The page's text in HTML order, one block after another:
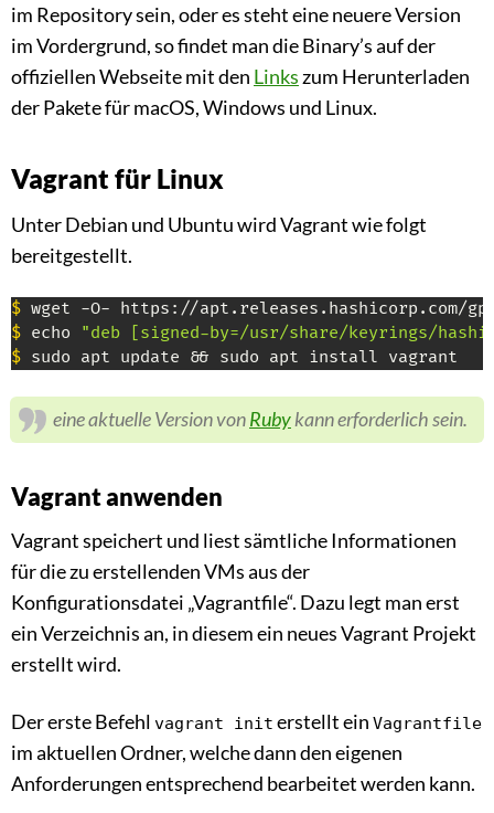
im Repository sein, oder es steht eine neuere Version
im Vordergrund, so findet man die Binary’s auf der
offiziellen Webseite mit den Linkszum Herunterladen
der Pakete für macOS, Windows und Linux.
Vagrant für Linux
Unter Debian und Ubuntu wird Vagrant wie folgt
bereitgestellt.
$
$ echo
"deb [signed-by=/usr/share/keyrings/
$ sudo apt update && sudo apt install vagrant
eine aktuelle Version vonRubykann erforderlich sein.
Vagrant anwenden
Vagrant speichert und liest sämtliche Informationen
für die zu erstellenden VMs aus der
Konfigurationsdatei „Vagrantfile“. Dazu legt man erst
ein Verzeichnis an, in diesem ein neues Vagrant Projekt
erstellt wird.
Der erste Befehl vagrant init erstellt ein Vagrantfile
im aktuellen Ordner, welche dann den eigenen
Anforderungen entsprechend bearbeitet werden kann.